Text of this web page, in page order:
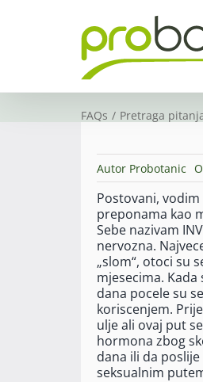
FAQs Pretraga
Autor Probotanic
Postovani,
preponama kao
Sebe nazivam
nervozna.
„slom“, otoci su
mjesecima.
dana pocele su
koriscenjem.
ulje ali ovaj put
hormona zbog
dana ili da
seksualnim